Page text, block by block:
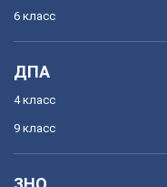
6 класс
ДПА
4 класс
9 класс